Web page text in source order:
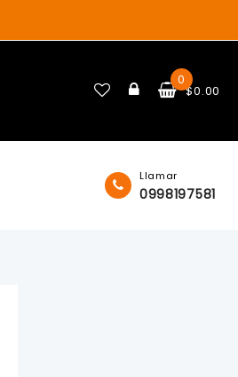
0
$0.00
Llamar
0998197581